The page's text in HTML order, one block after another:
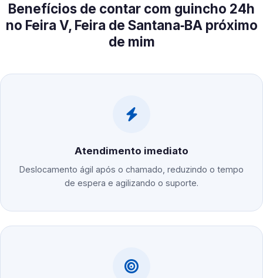
Benefícios de contar com guincho 24h
no Feira V, Feira de Santana‑BA próximo
de mim
Atendimento imediato
Deslocamento ágil após o chamado, reduzindo o tempo
de espera e agilizando o suporte.